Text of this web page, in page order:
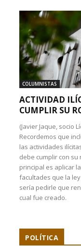
COLUMNISTAS
ACTIVIDAD
CUMPLIR SU
(Javier Jaque, socio
Recordemos que
las actividades
debe cumplir con
principal es aplicar
facultades que la
sería pedirle que
cual fue creado.
POLÍTICA